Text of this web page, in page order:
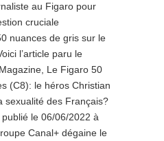
au Figaro pour
cruciale
nuances de gris sur le
l’article paru le
Le Figaro 50
(C8): le héros Christian
sexualité des Français?
le 06/06/2022 à
Canal+ dégaine le